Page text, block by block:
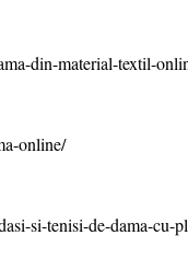
din-material-textil-
online/
si-tenisi-de-dama-cu-